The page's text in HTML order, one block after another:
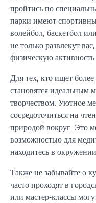
пройтись по
парки имеют
волейбол, баскетбол
не только развлекут
физическую активность
Для тех, кто ищет
становятся идеальным
творчеством. Уютное
сосредоточиться на
природой вокруг. Это
возможностью для
находитесь в
Также не забывайте о
часто проходят в
или мастер-классы